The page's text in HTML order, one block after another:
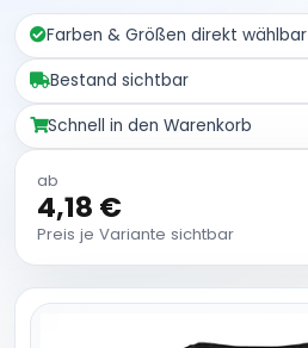
Farben & Größen direkt wählbar
Bestand sichtbar
Schnell in den Warenkorb
ab
4,18 €
Preis je Variante sichtbar